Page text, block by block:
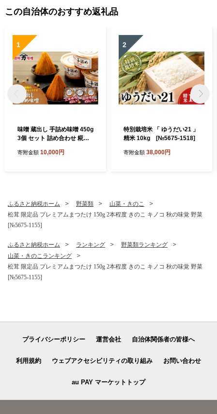
この自治体のおすすめ返礼品
1
味噌 蔵出し 手詰め味噌 450g
3個 セット 詰め合わせ 糀味
噌 山万 調味料 信州 長野 長
寄附金額 10,000円
2
特別栽培米 「 ゆうだい21 」
精米 10kg [№5675-1518]
寄附金額 38,000円
ふるさと納税ホーム 野菜類
山菜・きのこ
松茸 限定品 プレミアムまつたけ 150g 2本程度 きのこ キノコ 秋の味覚 野菜
[№5675-1155]
ふるさと納税ホーム ランキング
野菜類ランキング
山菜・きのこランキング
松茸 限定品 プレミアムまつたけ 150g 2本程度 きのこ キノコ 秋の味覚 野菜
[№5675-1155]
プライバシーポリシー 運営会社 自治体関係者の皆様へ
利用規約 ウェブアクセシビリティの取り組み お問い合わせ
au PAY マーケットトップ